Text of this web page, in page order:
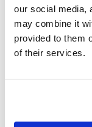
our social media,
may combine it
provided to them
of their services.